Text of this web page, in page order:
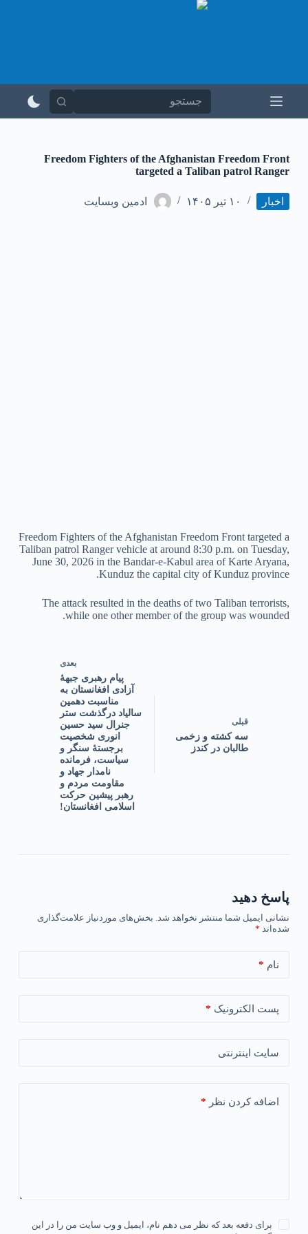
و
Freedom Fighters of the Afghanistan Freedom Front
targeted a Taliban patrol Ranger
اخبار ۱۰ تیر ۱۴۰۵ ادمین وبسایت
Freedom Fighters of the Afghanistan Freedom Front targeted a
Taliban patrol Ranger vehicle at around 8:30 p.m. on Tuesday,
June 30, 2026 in the Bandar-e-Kabul area of Karte Aryana,
Kunduz the capital city of Kunduz province.
The attack resulted in the deaths of two Taliban terrorists,
while one other member of the group was wounded.
قبلی
سه کشته و زخمی
طالبان در کندز
بعدی
پیام رهبری جبهۀ
آزادی افغانستان به
مناسبت دهمین
سالیاد درگذشت ستر
جنرال سید حسین
انوری شخصیت
برجستۀ سنگر و
سیاست، فرمانده
نامدار جهاد و
مقاومت مردم و
رهبر پیشین حرکت
اسلامی افغانستان!
پاسخ دهید
نشانی ایمیل شما منتشر نخواهد شد. بخش‌های موردنیاز علامت‌گذاری
شده‌اند *
نام *
پست الکترونیک *
سایت اینترنتی
اضافه کردن نظر *
برای دفعه بعد که نظر می دهم نام، ایمیل و وب سایت من را در این